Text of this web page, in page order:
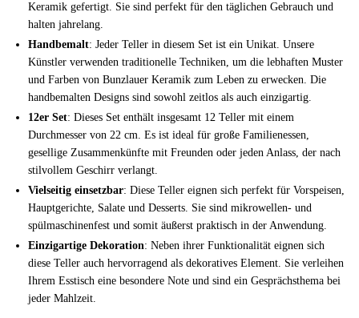
Keramik gefertigt. Sie sind perfekt für den täglichen Gebrauch und
halten jahrelang.
Handbemalt: Jeder Teller in diesem Set ist ein Unikat. Unsere
Künstler verwenden traditionelle Techniken, um die lebhaften Muster
und Farben von Bunzlauer Keramik zum Leben zu erwecken. Die
handbemalten Designs sind sowohl zeitlos als auch einzigartig.
12er Set: Dieses Set enthält insgesamt 12 Teller mit einem
Durchmesser von 22 cm. Es ist ideal für große Familienessen,
gesellige Zusammenkünfte mit Freunden oder jeden Anlass, der nach
stilvollem Geschirr verlangt.
Vielseitig einsetzbar: Diese Teller eignen sich perfekt für Vorspeisen,
Hauptgerichte, Salate und Desserts. Sie sind mikrowellen- und
spülmaschinenfest und somit äußerst praktisch in der Anwendung.
Einzigartige Dekoration: Neben ihrer Funktionalität eignen sich
diese Teller auch hervorragend als dekoratives Element. Sie verleihen
Ihrem Esstisch eine besondere Note und sind ein Gesprächsthema bei
jeder Mahlzeit.